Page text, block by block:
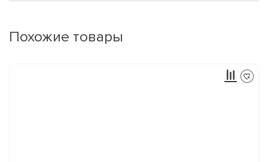
Похожие товары